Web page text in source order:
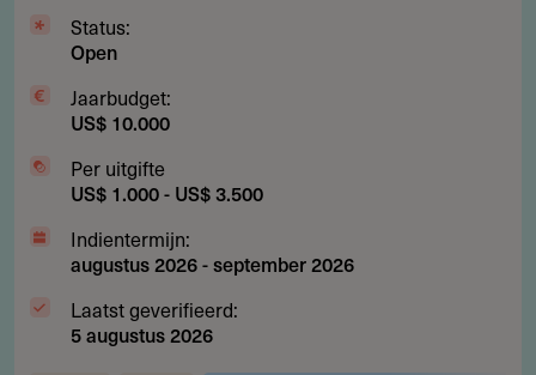
Status:
Open
Jaarbudget:
US$ 10.000
Per uitgifte
US$ 1.000 - US$ 3.500
Indientermijn:
augustus 2026-september 2026
Laatst geverifieerd:
5 augustus 2026